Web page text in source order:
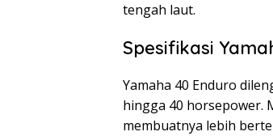
tengah laut.
Spesifikasi
Yamaha 40 Enduro
hingga 40 horsepower.
membuatnya lebih